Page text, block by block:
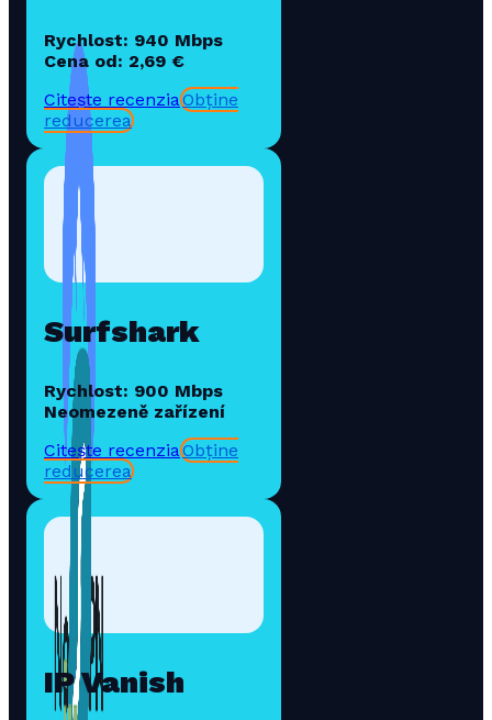
Rychlost: 940 Mbps
Cena od: 2,69 €
Citește recenziaObține
reducerea
Surfshark
Rychlost: 900 Mbps
Neomezeně zařízení
Citește recenziaObține
reducerea
IP Vanish